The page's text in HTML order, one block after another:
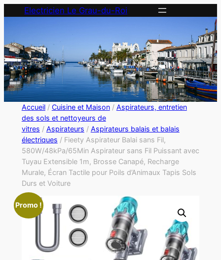
Electricien Le Grau-du-Roi
Accueil/ Cuisine et Maison/ Aspirateurs, entretien
des sols et nettoyeurs de
vitres / Aspirateurs / Aspirateurs balais et balais
électriques / Fieety Aspirateur Balai sans Fil,
580W/48kPa/65Min Aspirateur sans Fil Puissant avec
Tuyau Extensible 1m, Brosse Canapé, Recharge
Murale, Écran Tactile pour Poils d’Animaux Tapis Sols
Durs et Voiture
Promo !